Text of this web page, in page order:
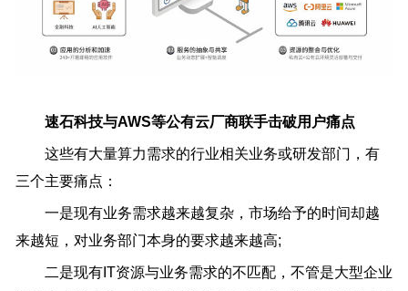
速石科技与AWS等公有云厂商联手击破用户痛点
这些有大量算力需求的行业相关业务或研发部门，有
三个主要痛点：
一是现有业务需求越来越复杂，市场给予的时间却越
来越短，对业务部门本身的要求越来越高;
二是现有IT资源与业务需求的不匹配，不管是大型企业